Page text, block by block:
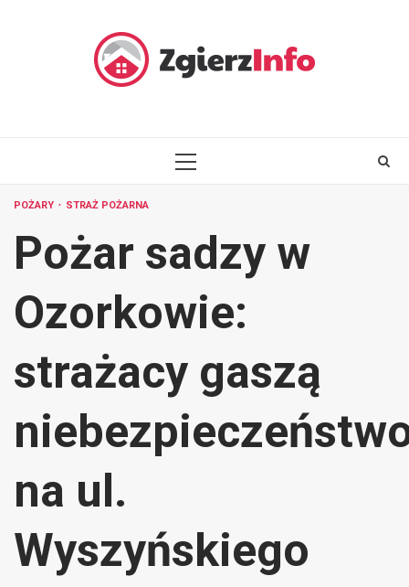
PRIMARY
POŻARY STRAŻ POŻARNA
Pożar sadzy w
Ozorkowie:
strażacy gaszą
na ul.
Wyszyńskiego